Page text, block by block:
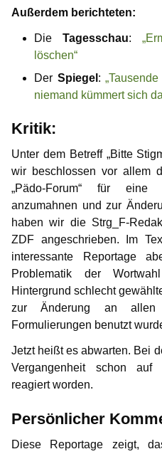
Außerdem berichteten:
Die Tagesschau:
löschen“
Der Spiegel :
niemand kümmert sich
Kritik:
Unter dem Betreff „Bitte
wir beschlossen vor allem
„Pädo-Forum“ für eine
anzumahnen und zur
haben wir die Strg_F-
ZDF angeschrieben. Im
interessante Reportage
Problematik der
Hintergrund schlecht
zur Änderung an
Formulierungen benutzt
Jetzt heißt es abwarten. Bei
Vergangenheit schon
reagiert worden.
Persönlicher
Diese Reportage zeigt,